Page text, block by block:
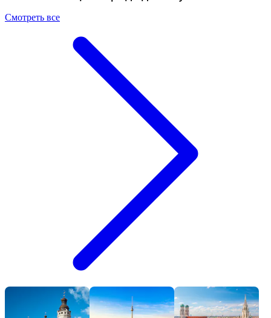
Смотреть все